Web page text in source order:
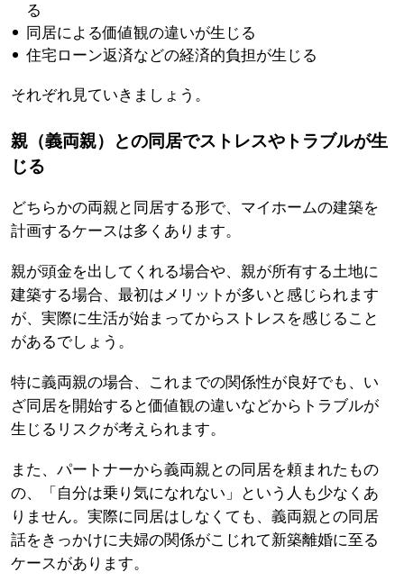
る
同居による価値観の違いが生じる
住宅ローン返済などの経済的負担が生じる
それぞれ見ていきましょう。
親（義両親）との同居でストレスやトラブルが生
じる
どちらかの両親と同居する形で、マイホームの建築を
計画するケースは多くあります。
親が頭金を出してくれる場合や、親が所有する土地に
建築する場合、最初はメリットが多いと感じられます
が、実際に生活が始まってからストレスを感じること
があるでしょう。
特に義両親の場合、これまでの関係性が良好でも、い
ざ同居を開始すると価値観の違いなどからトラブルが
生じるリスクが考えられます。
また、パートナーから義両親との同居を頼まれたもの
の、「自分は乗り気になれない」という人も少なくあ
りません。実際に同居はしなくても、義両親との同居
話をきっかけに夫婦の関係がこじれて新築離婚に至る
ケースがあります。